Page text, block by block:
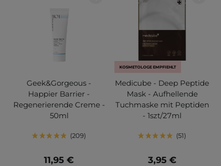
Geek&Gorgeous -
Happier Barrier -
Regenerierende Creme -
50ml
209
11,95 €
KOSMETOLOGE EMPFIEHLT
Medicube - Deep Peptide
Mask - Aufhellende
Tuchmaske mit Peptiden
- 1szt/27ml
51
3,95 €